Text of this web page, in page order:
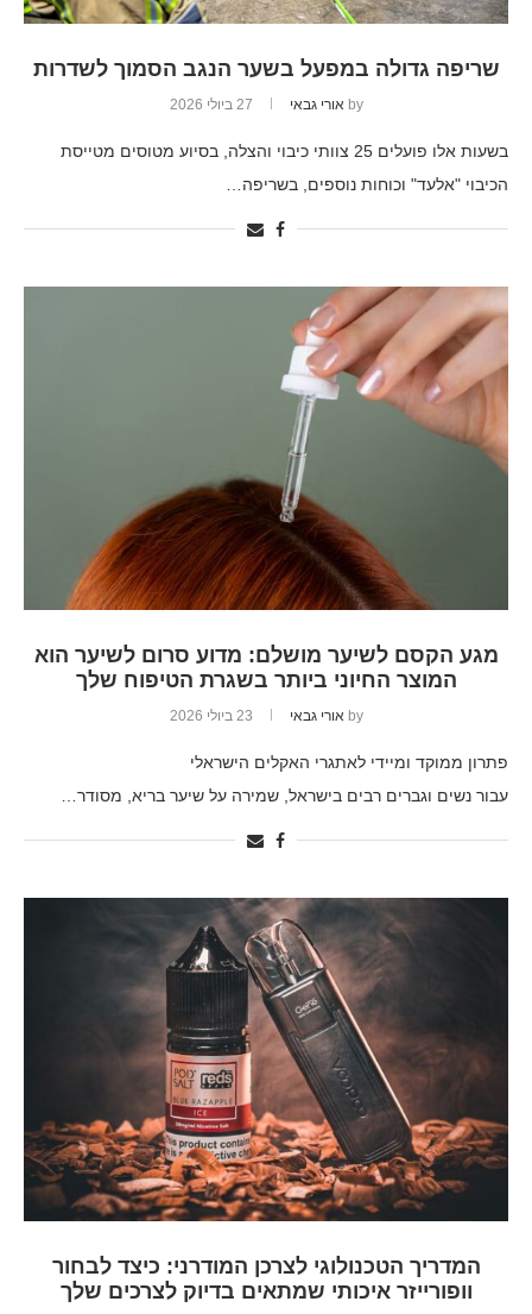
שריפה גדולה במפעל בשער הנגב הסמוך לשדרות
by אורי גבאי 27 ביולי 2026
בשעות אלו פועלים 25 צוותי כיבוי והצלה, בסיוע מטוסים מטייסת
הכיבוי "אלעד" וכוחות נוספים, בשריפה…
מגע הקסם לשיער מושלם: מדוע סרום לשיער הוא
המוצר החיוני ביותר בשגרת הטיפוח שלך
by אורי גבאי 23 ביולי 2026
פתרון ממוקד ומיידי לאתגרי האקלים הישראלי
עבור נשים וגברים רבים בישראל, שמירה על שיער בריא, מסודר…
המדריך הטכנולוגי לצרכן המודרני: כיצד לבחור
וופורייזר איכותי שמתאים בדיוק לצרכים שלך